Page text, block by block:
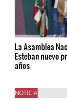
La Asamblea
Esteban nuevo
años
NOTICIA